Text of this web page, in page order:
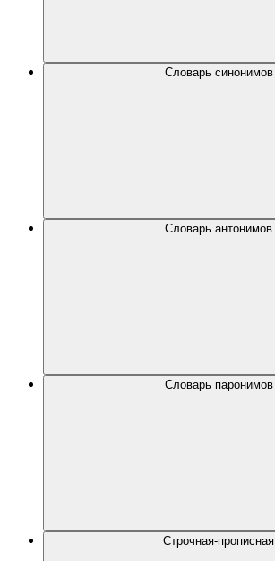
Словарь синонимов
Словарь антонимов
Словарь паронимов
Строчная-прописная